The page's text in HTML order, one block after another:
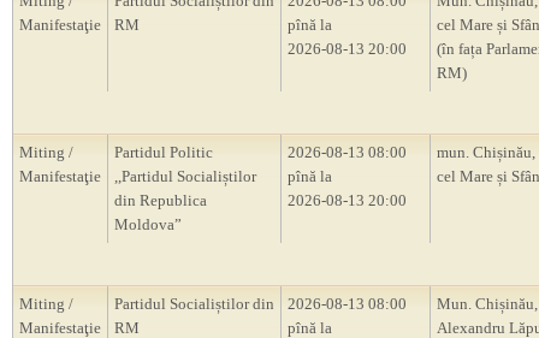
Manifestaţie
RM
pînă la
2026-08-13 20:00
cel Mare și
(în fața
RM)
Miting /
Manifestaţie
Partidul Politic
,,Partidul Socialiștilor
din Republica
Moldova”
2026-08-13 08:00
pînă la
2026-08-13 20:00
mun. Chișinău,
cel Mare și
Miting /
Manifestaţie
Partidul Socialiștilor din
RM
2026-08-13 08:00
pînă la
Mun. Chișinău,
Alexandru